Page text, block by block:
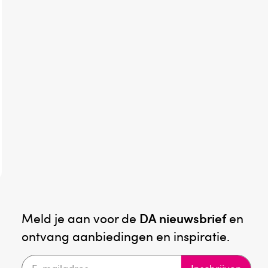
Meld je aan voor de DA nieuwsbriefen
ontvang aanbiedingen en inspiratie.